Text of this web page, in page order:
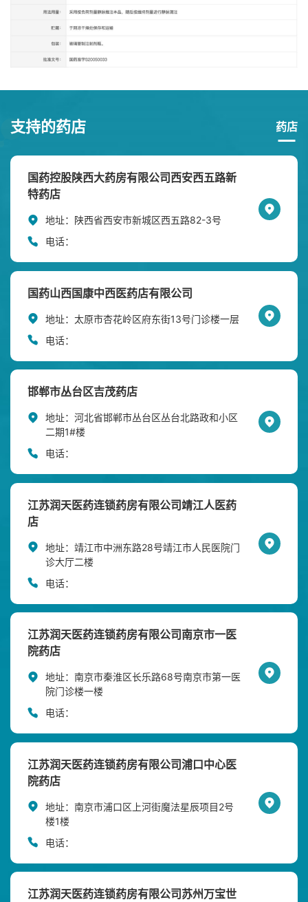
支持的药店 药店
国药控股陕西大药房有限公司西安西五路新
特药店
地址： 陕西省西安市新城区西五路82-3号
电话：
国药山西国康中西医药店有限公司
地址： 太原市杏花岭区府东街13号门诊楼一层
电话：
邯郸市丛台区吉茂药店
地址： 河北省邯郸市丛台区丛台北路政和小区
二期1#楼
电话：
江苏润天医药连锁药房有限公司靖江人医药
店
地址： 靖江市中洲东路28号靖江市人民医院门
诊大厅二楼
电话：
江苏润天医药连锁药房有限公司南京市一医
院药店
地址： 南京市秦淮区长乐路68号南京市第一医
院门诊楼一楼
电话：
江苏润天医药连锁药房有限公司浦口中心医
院药店
地址： 南京市浦口区上河街魔法星辰项目2号
楼1楼
电话：
江苏润天医药连锁药房有限公司苏州万宝世